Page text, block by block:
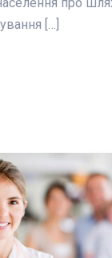
[…]